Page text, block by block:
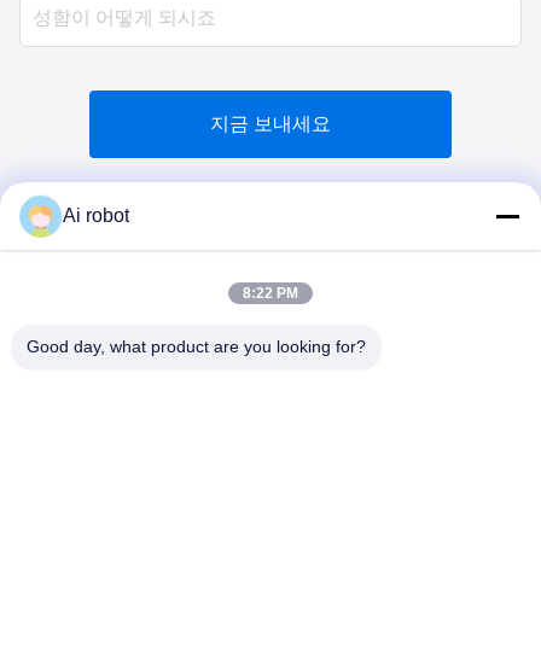
지금 보내세요
VIVI DENTAI
Ai robot
8:22 PM
Good day, what product are you looking for?